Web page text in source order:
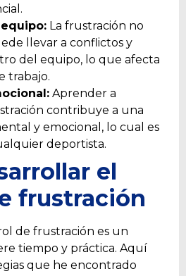
La frustración no
llevar a conflictos y
del equipo, lo que afecta
trabajo.
Aprender a
contribuye a una
y emocional, lo cual es
deportista.
el
frustración
de frustración es un
tiempo y práctica. Aquí
que he encontrado